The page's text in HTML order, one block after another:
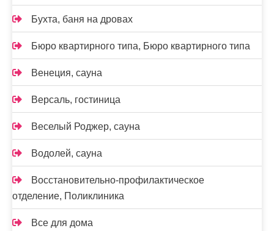
Бухта, баня на дровах
Бюро квартирного типа, Бюро квартирного типа
Венеция, сауна
Версаль, гостиница
Веселый Роджер, сауна
Водолей, сауна
Восстановительно-профилактическое
отделение, Поликлиника
Все для дома